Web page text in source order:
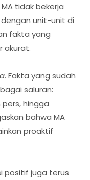
tidak bekerja
unit-unit di
fakta yang
akurat.
. Fakta yang sudah
saluran:
hingga
bahwa MA
proaktif
positif juga terus